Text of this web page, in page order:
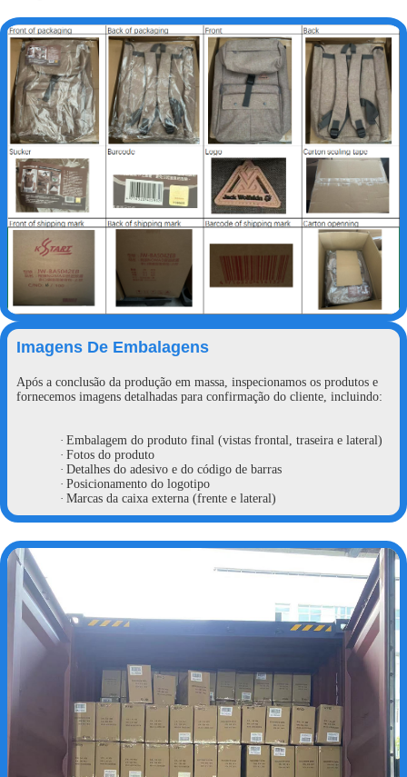
Imagens De Embalagens
Após a conclusão da produção em massa, inspecionamos os produtos e
fornecemos imagens detalhadas para confirmação do cliente, incluindo:
· Embalagem do produto final (vistas frontal, traseira e lateral)
· Fotos do produto
· Detalhes do adesivo e do código de barras
· Posicionamento do logotipo
· Marcas da caixa externa (frente e lateral)